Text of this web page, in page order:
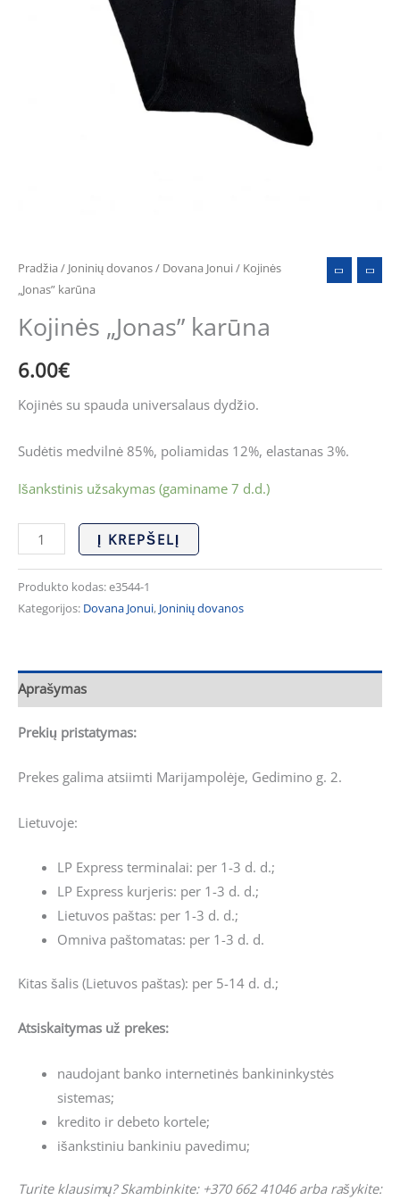
Pradžia / Joninių dovanos/ Dovana Jonui/ Kojinės
„Jonas” karūna
Kojinės „Jonas” karūna
6.00€
Kojinės su spauda universalaus dydžio.
Sudėtis medvilnė 85%, poliamidas 12%, elastanas 3%.
Išankstinis užsakymas (gaminame 7 d.d.)
Į KREPŠELĮ
Produkto kodas:e3544-1
Kategorijos: Dovana Jonui, Joninių dovanos
Aprašymas
Prekių pristatymas:
Prekes galima atsiimti Marijampolėje, Gedimino g. 2.
Lietuvoje:
LP Express terminalai: per 1-3 d. d.;
LP Express kurjeris: per 1-3 d. d.;
Lietuvos paštas: per 1-3 d. d.;
Omniva paštomatas: per 1-3 d. d.
Kitas šalis (Lietuvos paštas): per 5-14 d. d.;
Atsiskaitymas už prekes:
naudojant banko internetinės bankininkystės
sistemas;
kredito ir debeto kortele;
išankstiniu bankiniu pavedimu;
Turite klausimų? Skambinkite: +370 662 41046 arba rašykite: